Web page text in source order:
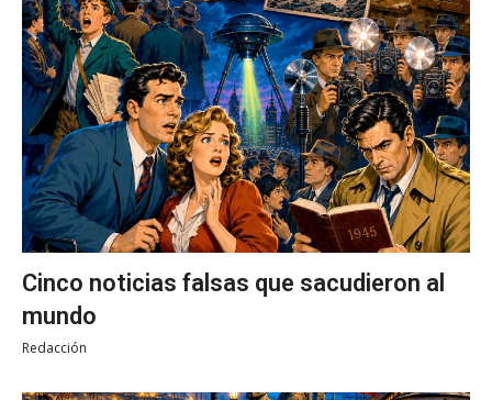
Cinco noticias falsas que sacudieron al
mundo
Redacción